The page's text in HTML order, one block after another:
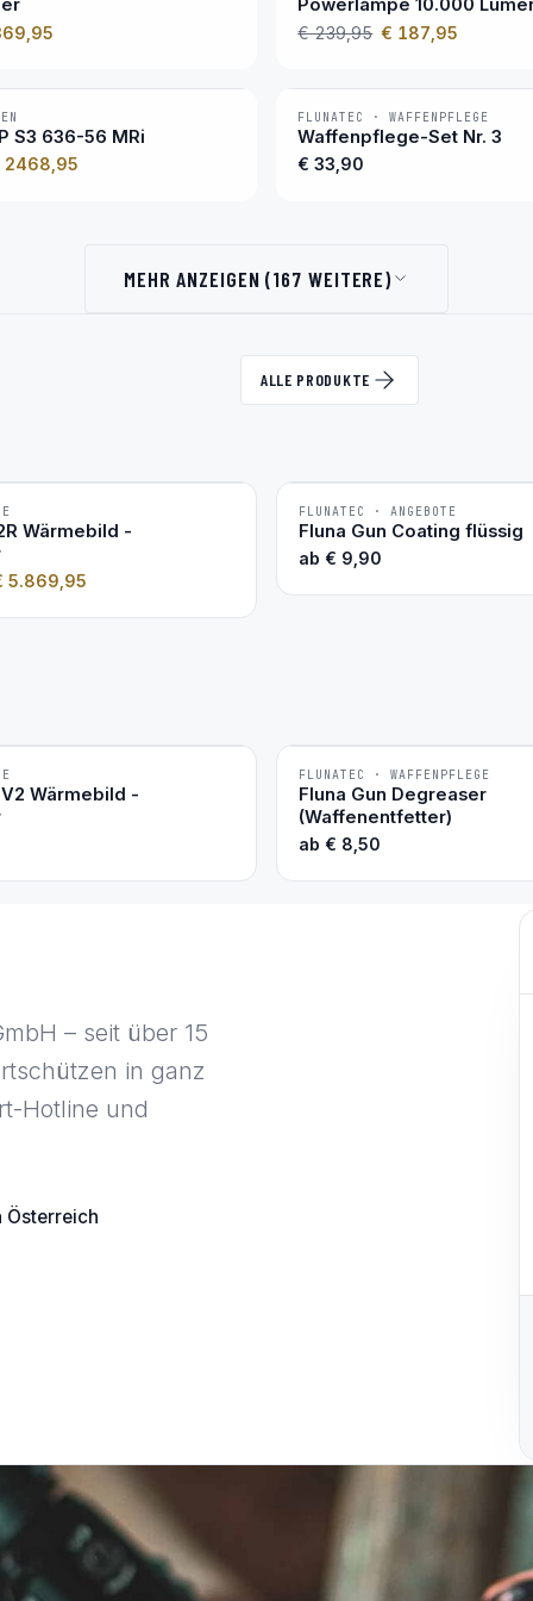
Powerlampe 10.000
€ 239,95 € 187,95
S3 636-56 MRi
2468,95
BESTSELLER
FLUNATEC · WAFFENPFLEGE
Waffenpflege-Set Nr. 3
€ 33,90
MEHR ANZEIGEN (167 WEITERE)
ALLE PRODUKTE
Wärmebild -
5.869,95
BESTSELLER
FLUNATEC · ANGEBOTE
Fluna Gun Coating flüssig
ab € 9,90
Wärmebild -
BESTSELLER
FLUNATEC · WAFFENPFLEGE
Fluna Gun Degreaser
(Waffenentfetter)
ab € 8,50
– seit über 15
in ganz
Hotline und
Österreich